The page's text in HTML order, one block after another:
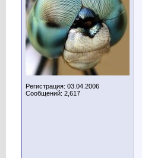
Регистрация: 03.04.2006
Сообщений: 2,617